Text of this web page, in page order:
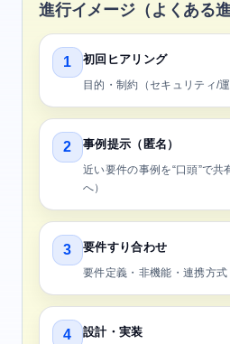
進行イメージ（よくある進
1 初回ヒアリング
目的・制約（セキュリティ/
2 事例提示（匿名）
近い要件の事例を“口頭”で
へ）
3 要件すり合わせ
要件定義・非機能・連携方
4 設計・実装